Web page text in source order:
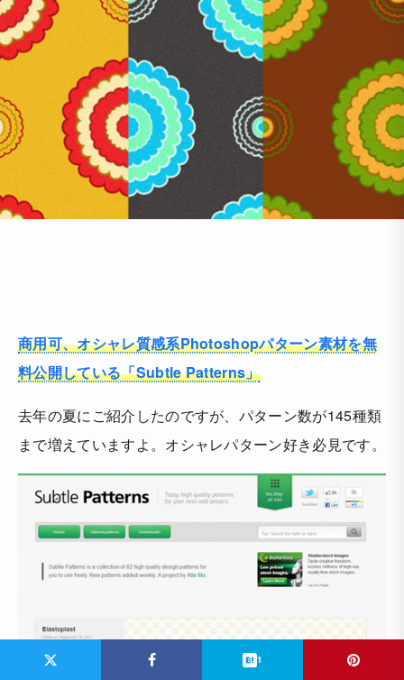
商用可、オシャレ質感系Photoshopパターン素材を無
料公開している「Subtle Patterns」
去年の夏にご紹介したのですが、パターン数が145種類
まで増えていますよ。オシャレパターン好き必見です。
1